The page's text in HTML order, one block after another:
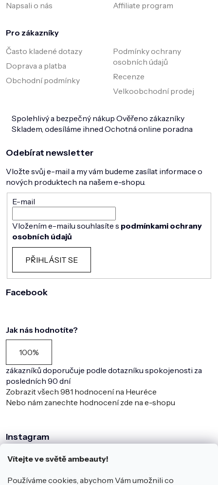
Vítejte ve světě ambeauty!
Používáme cookies, abychom Vám umožnili co
Napsali o nás
Affiliate program
Pro zákazníky
Často kladené dotazy
Doprava a platba
Obchodní podmínky
Podmínky ochrany
osobních údajů
Recenze
Velkoobchodní prodej
Spolehlivý a bezpečný nákup Ověřeno zákazníky
Skladem, odesíláme ihned Ochotná online poradna
Odebírat newsletter
Vložte svůj e-mail a my vám budeme zasílat informace o
nových produktech na našem e-shopu.
E-mail
Vložením e-mailu souhlasíte s podmínkami ochrany
osobních údajů
PŘIHLÁSIT SE
Facebook
Jak nás hodnotíte?
100%
zákazníků doporučuje podle dotazníku spokojenosti za
posledních 90 dní
Zobrazit všech 981 hodnocení na Heuréce
Nebo nám zanechte hodnocení zde na e-shopu
Instagram